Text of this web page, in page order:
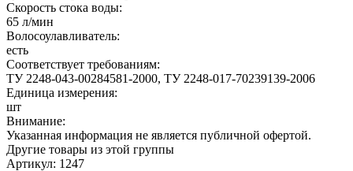
Скорость стока воды:
65 л/мин
Волосоулавливатель:
есть
Соответствует требованиям:
ТУ 2248-043-00284581-2000, ТУ 2248-017-70239139-2006
Единица измерения:
шт
Внимание:
Указанная информация не является публичной офертой.
Другие товары из этой группы
Артикул: 1247